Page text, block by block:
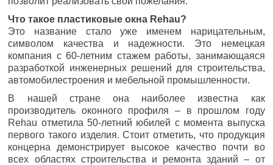
Что такое пластиковые окна Rehau?
Это название стало уже именем нарицательным,
символом качества и надежности. Это немецкая
компания с 60-летним стажем работы, занимающаяся
разработкой инженерных решений для строительства,
автомобилестроения и мебельной промышленности.
В нашей стране она наиболее известна как
производитель оконного профиля – в прошлом году
Rehau отметила 50-летний юбилей с момента выпуска
первого такого изделия. Стоит отметить, что продукция
концерна демонстрирует высокое качество почти во
всех областях строительства и ремонта зданий – от